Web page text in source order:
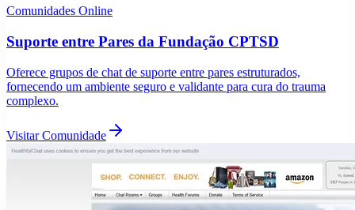
Comunidades Online
Suporte entre Pares da Fundação CPTSD
Oferece grupos de chat de suporte entre pares estruturados,
fornecendo um ambiente seguro e validante para cura do trauma
complexo.
Visitar Comunidade